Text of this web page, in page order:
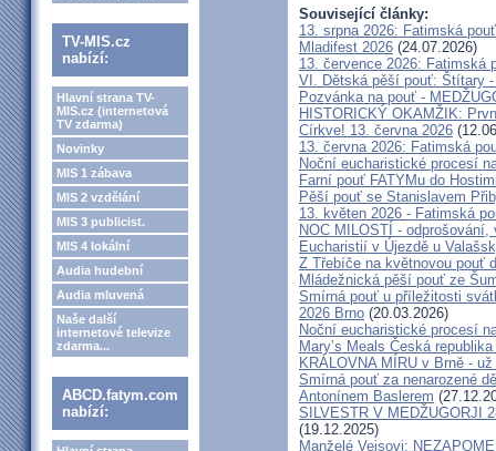
TV-MIS.cz
nabízí:
Hlavní strana TV-
MIS.cz (internetová
TV zdarma)
Novinky
MIS 1 zábava
MIS 2 vzdělání
MIS 3 publicist.
MIS 4 lokální
Audia hudební
Audia mluvená
Naše další
internetové televize
zdarma...
ABCD.fatym.com
nabízí:
Související články:
13. srpna 2026: Fatimská
Mladifest 2026 (24.07.2026)
13. července 2026: Fatimská
VI. Dětská pěší pouť: Štítary
Pozvánka na pouť -
HISTORICKÝ OKAMŽIK:
Církve! 13. června 2026
13. června 2026: Fatimská
Noční eucharistické procesí
Farní pouť FATYMu do
Pěší pouť se Stanislavem
13. květen 2026 - Fatimská
NOC MILOSTÍ -
Eucharistií v Újezdě u
Z Třebíče na květnovou pouť
Mládežnická pěší pouť ze
Smírná pouť u příležitosti
2026 Brno (20.03.2026)
Noční eucharistické procesí
Mary’s Meals Česká
KRÁLOVNA MÍRU v Brně -
Smírná pouť za nenarozené
Antonínem Baslerem
SILVESTR V MEDŽUGORJI
(19.12.2025)
Manželé Veisovi: